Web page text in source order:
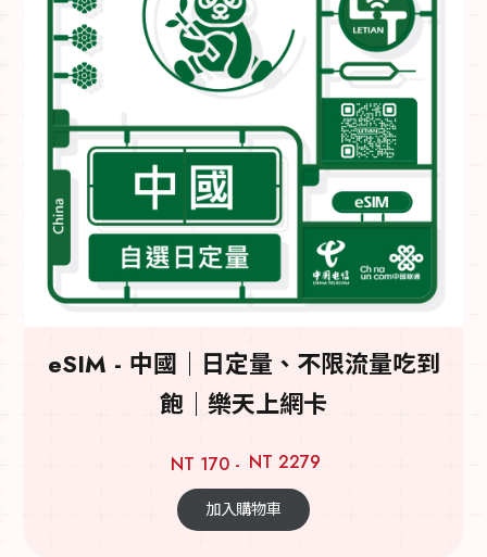
eSIM - 中國｜日定量、不限流量吃到
飽｜樂天上網卡
NT 170 - NT 2279
加入購物車